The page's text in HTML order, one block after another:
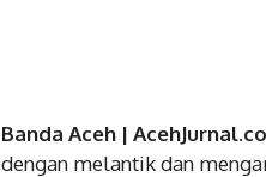
Banda Aceh |
dengan melantik dan